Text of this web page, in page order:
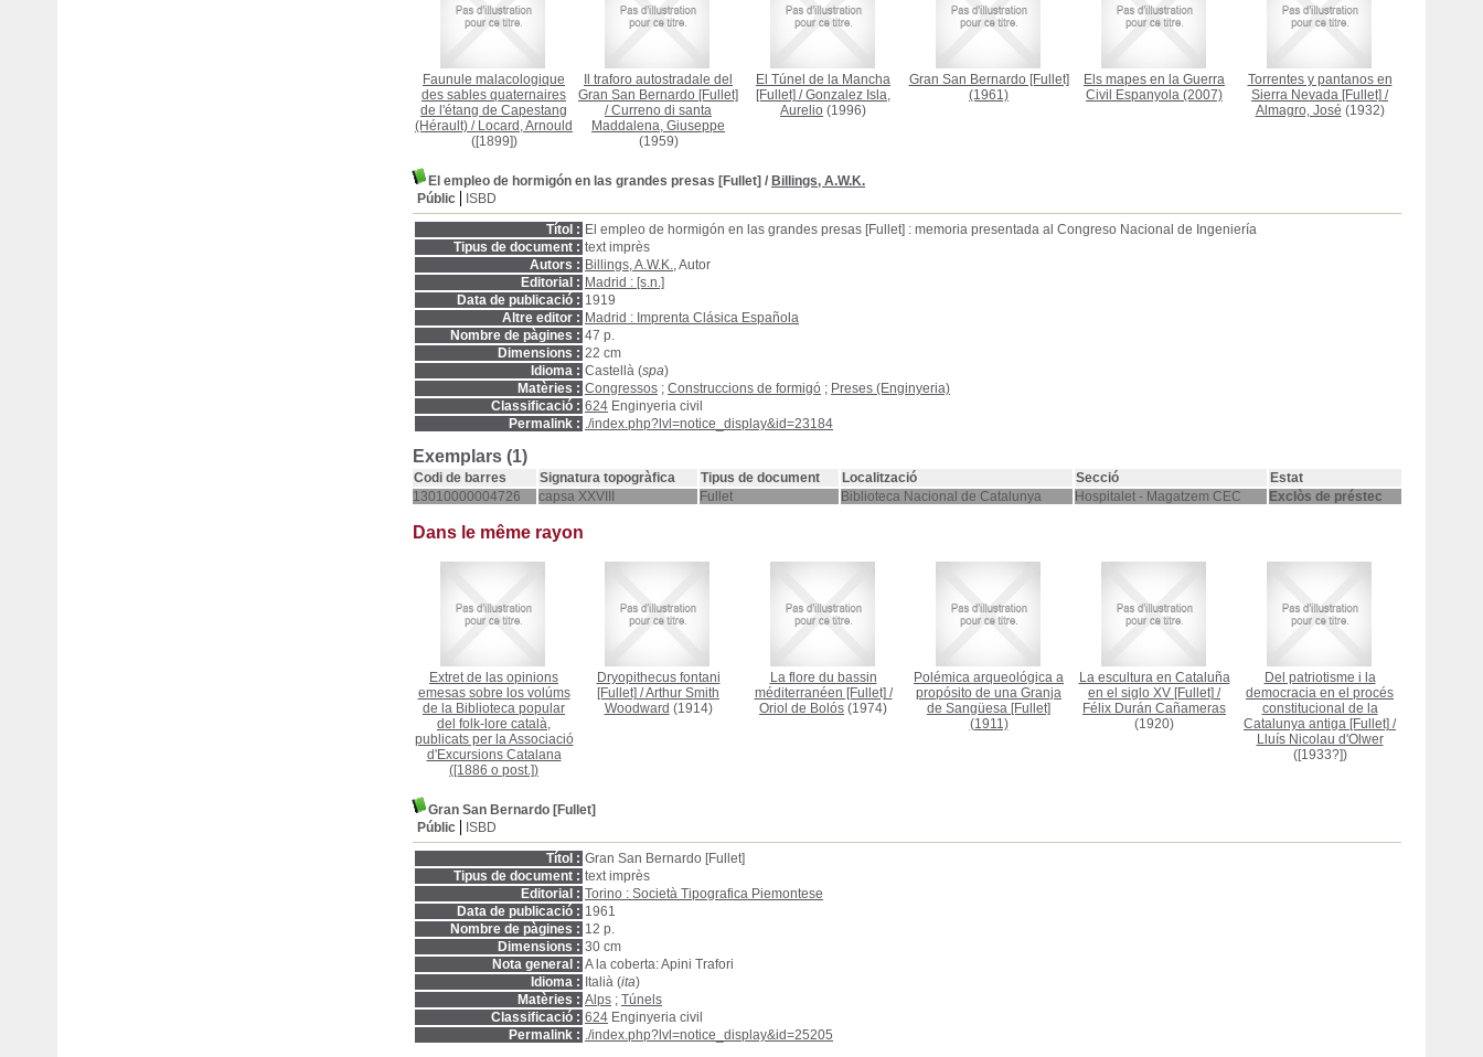
Faunule malacologique
des sables quaternaires
de l'étang de Capestang
(Hérault) / Locard, Arnould
([1899])
Il traforo autostradale del
Gran San Bernardo [Fullet]
/Curreno di santa
Maddalena, Giuseppe
(1959)
El Túnel de la Mancha
[Fullet] /Gonzalez Isla,
Aurelio (1996)
Gran San Bernardo [Fullet]
(1961)
Els mapes en la Guerra
Civil Espanyola (2007)
Torrentes y pantanos en
Sierra Nevada [Fullet] /
Almagro, José (1932)
El empleo de hormigón en las grandes presas [Fullet] / Billings, A.W.K.
Públic
ISBD
Títol : El empleo de hormigón en las grandes presas [Fullet] : memoria presentada al Congreso Nacional de Ingeniería
Tipus de document : text imprès
Autors : Billings, A.W.K., Autor
Editorial : Madrid : [s.n.]
Data de publicació : 1919
Altre editor : Madrid : Imprenta Clásica Española
Nombre de pàgines : 47 p.
Dimensions : 22 cm
Idioma : Castellà (spa)
Matèries : Congressos ; Construccions de formigó ; Preses (Enginyeria)
Classificació : 624 Enginyeria civil
Permalink : ./index.php?lvl=notice_display&id=23184
Exemplars (1)
Codi de barres Signatura topogràfica Tipus de document Localització Secció
Estat
13010000004726
capsa XXVIII Fullet Biblioteca Nacional de Catalunya Hospitalet - Magatzem CEC Exclòs de préstec
Dans le même rayon
Extret de las opinions
emesas sobre los volúms
de la Biblioteca popular
del folk-lore català,
publicats per la Associació
d'Excursions Catalana
([1886 o post.])
Dryopithecus fontani
[Fullet] /Arthur Smith
Woodward (1914)
La flore du bassin
méditerranéen [Fullet] /
Oriol de Bolós (1974)
Polémica arqueológica a
propósito de una Granja
de Sangüesa [Fullet]
(1911)
La escultura en Cataluña
en el siglo XV [Fullet] /
Félix Durán Cañameras
(1920)
Del patriotisme i la
democracia en el procés
constitucional de la
Catalunya antiga [Fullet] /
Lluís Nicolau d'Olwer
([1933?])
Gran San Bernardo [Fullet]
Públic
ISBD
Títol : Gran San Bernardo [Fullet]
Tipus de document : text imprès
Editorial : Torino : Società Tipografica Piemontese
Data de publicació : 1961
Nombre de pàgines : 12 p.
Dimensions : 30 cm
Nota general : A la coberta: Apini Trafori
Idioma : Italià (ita)
Matèries : Alps ; Túnels
Classificació : 624 Enginyeria civil
Permalink : ./index.php?lvl=notice_display&id=25205